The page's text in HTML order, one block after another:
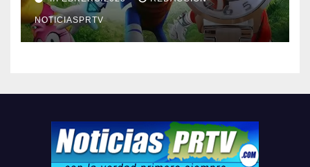
Relojes gratis para el que
compre ahora….
NOTICIASPRTV